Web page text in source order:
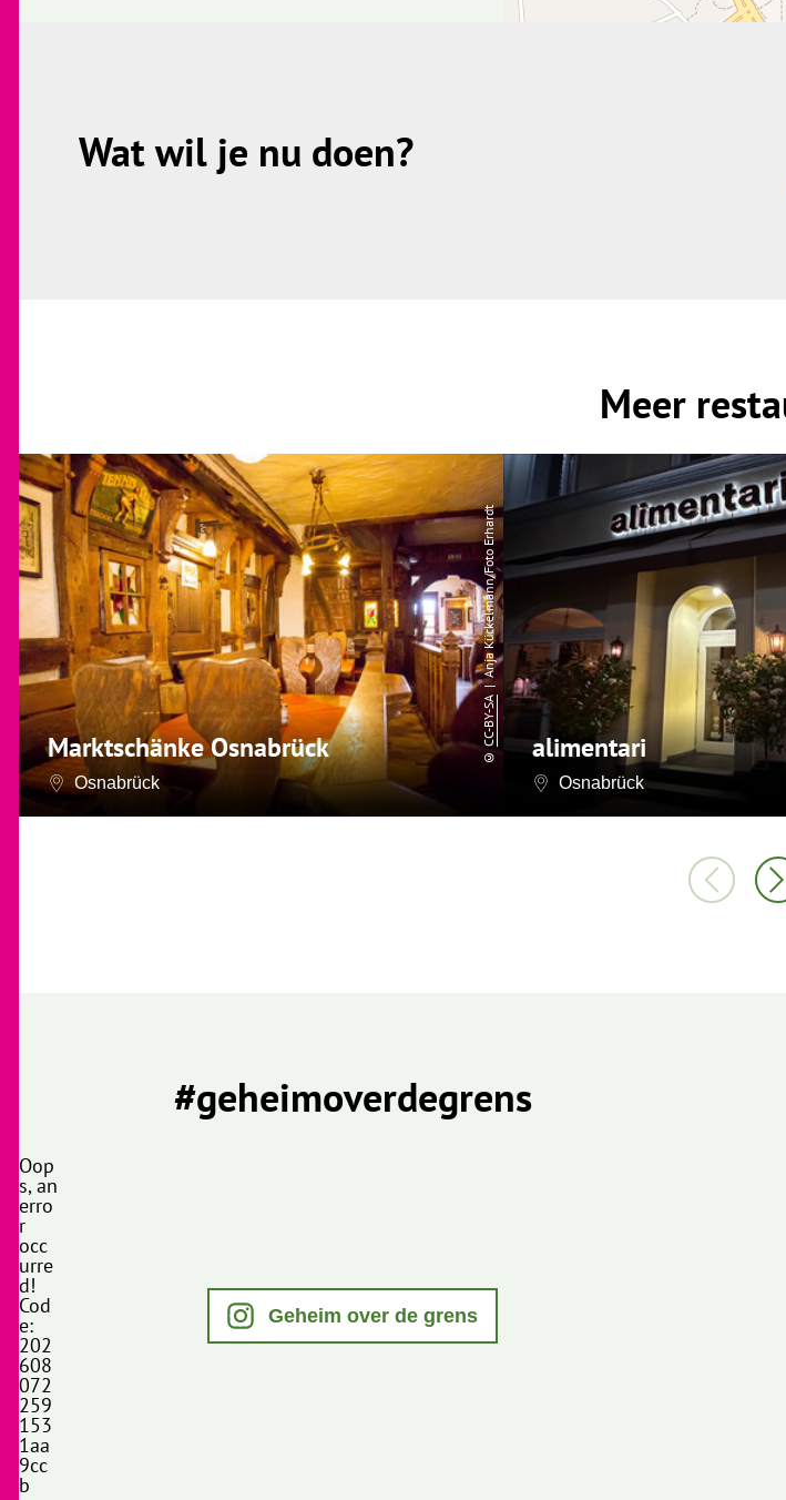
Wat wil je nu doen?
Meer
Marktschänke Osnabrück
Osnabrück
©
CC-BY-SA
| Anja Kückelmann/Foto Erhardt
alimentari
Osnabrück
#geheimoverdegrens
Oop
s, an
erro
r
occ
urre
d!
Cod
e:
202
608
072
259
153
1aa
9cc
b
Geheim over de grens